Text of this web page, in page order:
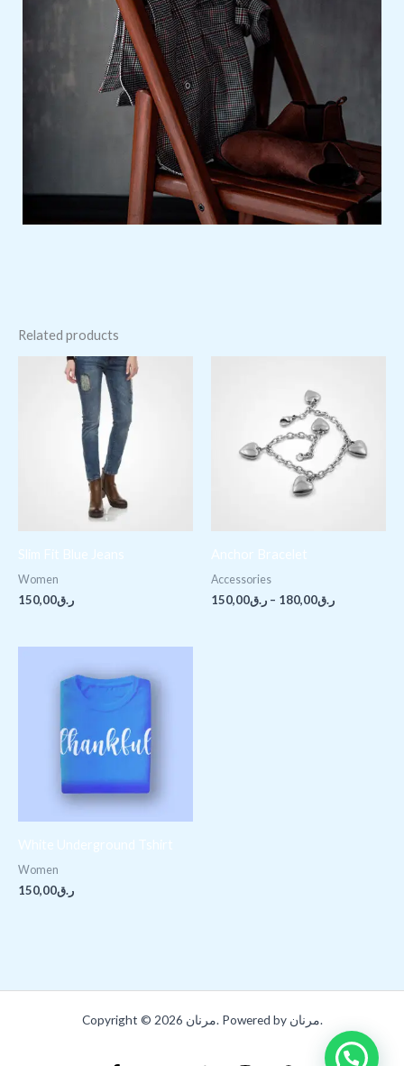
Related products
Slim Fit Blue Jeans
Women
ر.ق150,00
Anchor Bracelet
Accessories
ر.ق150,00 – ر.ق180,00
White Underground Tshirt
Women
ر.ق150,00
Copyright © 2026 مرنان. Powered by مرنان.